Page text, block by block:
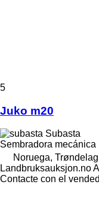
5
Juko m20
Subasta
Sembradora mecánica
Noruega, Trøndelag
Landbruksauksjon.no
Contacte con el